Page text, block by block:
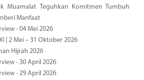
Muamalat Teguhkan Komitmen Tumbuh
Manfaat
- 04 Mei 2026
| 2 Mei – 31 Oktober 2026
Hijrah 2026
- 30 April 2026
- 29 April 2026